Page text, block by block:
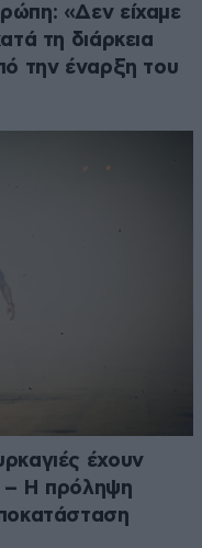
«Δεν είχαμε
τη διάρκεια
την έναρξη του
έχουν
– Η πρόληψη